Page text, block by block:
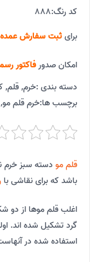
کد رنگ:888
برایثبت سفارش عمده
امکان صدورفاکتور
دسته بندی :خرم,قلم,
برچسب ها:خرم قلم مو,
قلم مو
باشد که برای نقاشی با
اغلب قلم موها از دو
گرد تشکیل شده اند.
استفاده شده در